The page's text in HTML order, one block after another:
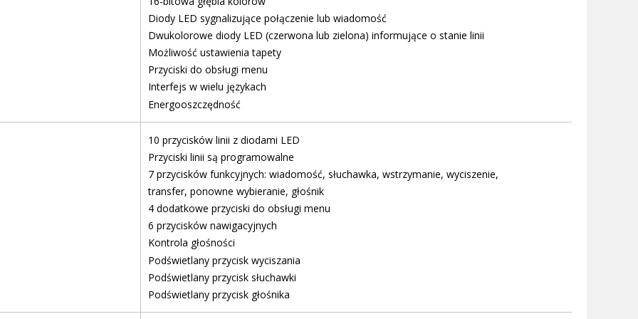
Diody LED sygnalizujące połączenie lub wiadomość
Dwukolorowe diody LED (czerwona lub zielona) informujące o stanie linii
Możliwość ustawienia tapety
Przyciski do obsługi menu
Interfejs w wielu językach
Energooszczędność
10 przycisków linii z diodami LED
Przyciski linii są programowalne
7 przycisków funkcyjnych: wiadomość, słuchawka, wstrzymanie, wyciszenie,
transfer, ponowne wybieranie, głośnik
4 dodatkowe przyciski do obsługi menu
6 przycisków nawigacyjnych
Kontrola głośności
Podświetlany przycisk wyciszania
Podświetlany przycisk słuchawki
Podświetlany przycisk głośnika